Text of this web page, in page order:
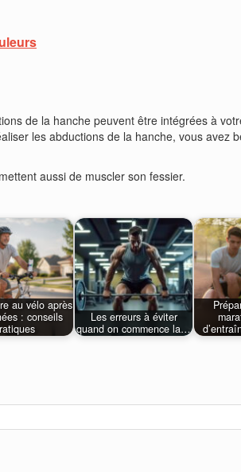
de la hanche peuvent être intégrées à
les abductions de la hanche, vous avez
aussi de muscler son fessier.
au vélo après
: conseils
Les erreurs à éviter
quand on commence la…